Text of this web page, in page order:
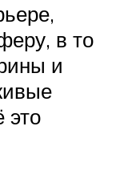
в то
и
это